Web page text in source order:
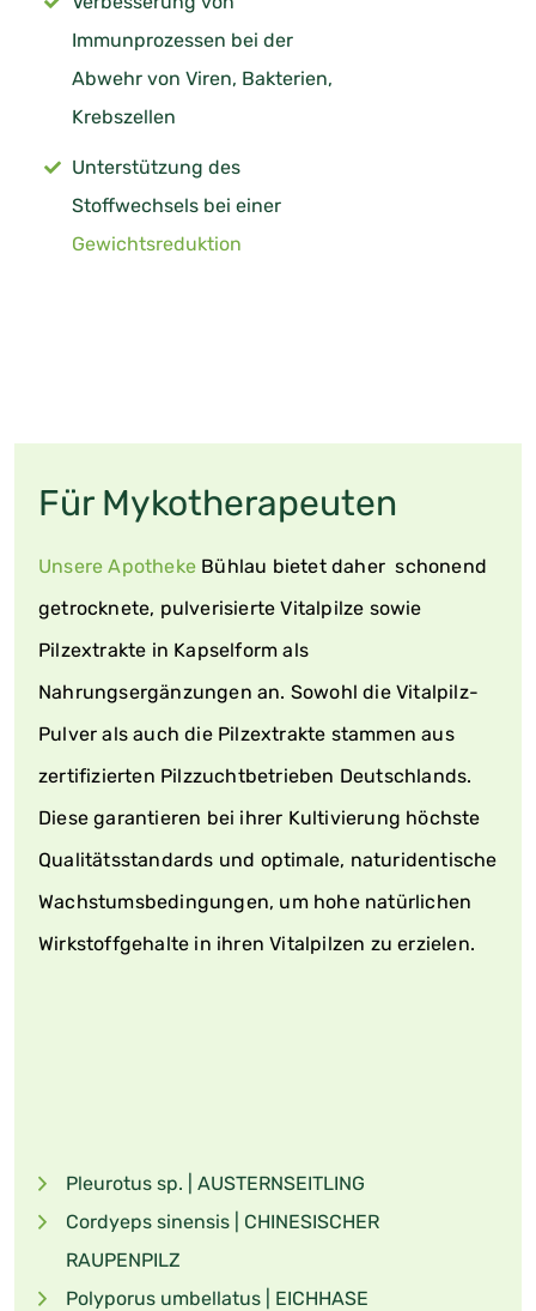
Immunprozessen bei der
Abwehr von Viren, Bakterien,
Krebszellen
Unterstützung des
Stoffwechsels bei einer
Gewichtsreduktion
Für Mykotherapeuten
Unsere Apotheke Bühlau bietet daher schonend
getrocknete, pulverisierte Vitalpilze sowie
Pilzextrakte in Kapselform als
Nahrungsergänzungen an. Sowohl die Vitalpilz-
Pulver als auch die Pilzextrakte stammen aus
zertifizierten Pilzzuchtbetrieben Deutschlands.
Diese garantieren bei ihrer Kultivierung höchste
Qualitätsstandards und optimale, naturidentische
Wachstumsbedingungen, um hohe natürlichen
Wirkstoffgehalte in ihren Vitalpilzen zu erzielen.
Pleurotus sp. | AUSTERNSEITLING
Cordyeps sinensis | CHINESISCHER
RAUPENPILZ
Polyporus umbellatus | EICHHASE